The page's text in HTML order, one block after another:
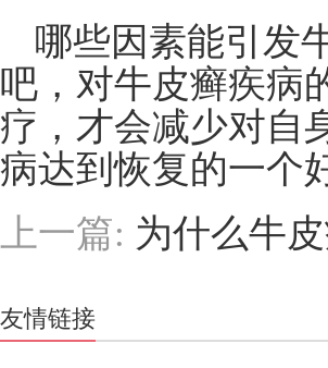
哪些因素能引发
吧，对牛皮癣疾病
疗，才会减少对自
病达到恢复的一个
上一篇: 为什么牛
友情链接